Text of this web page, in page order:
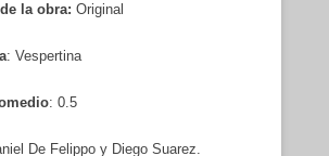
la obra: Original
: Vespertina
: 0.5
De Felippo y Diego Suarez.